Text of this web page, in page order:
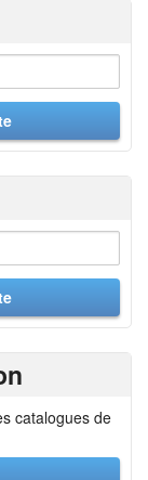
catalogues de